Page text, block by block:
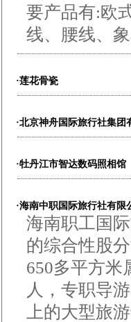
要产品有:欧
线、腰线、
·莲花骨瓷
·北京神舟国际旅行社集团
·牡丹江市智达数码照相馆
·海南中职国际旅行社有限
海南职工国
的综合性股
650多平方米
人，专职导
上的大型旅